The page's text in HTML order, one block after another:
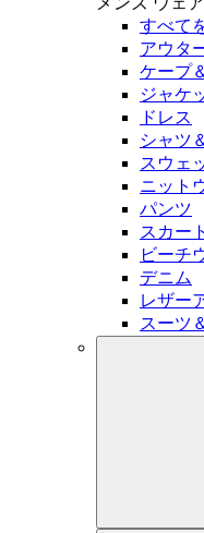
すべて
アウタ
ケープ
ジャケ
ドレス
シャツ
スウェ
ニット
パンツ
スカート
ビーチ
デニム
レザー
スーツ